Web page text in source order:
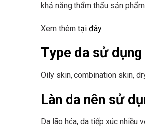
khả năng thẩm thấu sản
Xem thêm tại đây
Type da sử dụng
Oily skin, combination skin,
Làn da nên sử
Da lão hóa, da tiếp xúc nhiều